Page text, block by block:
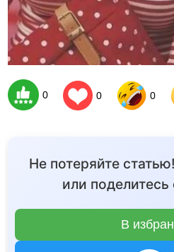
0 0 0
Не потеряйте
или
В